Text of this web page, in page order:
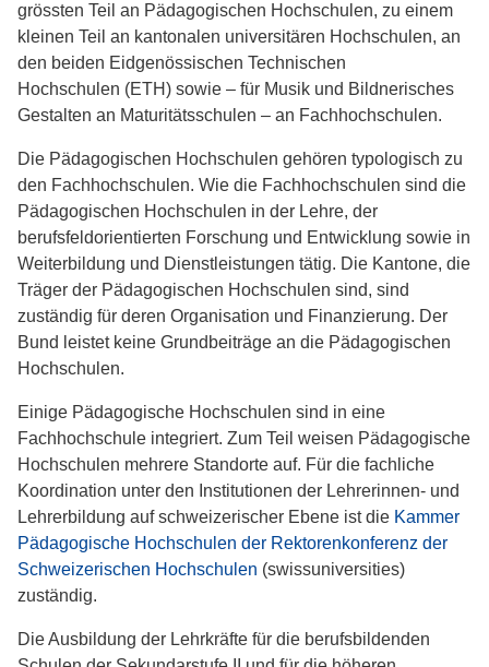
grössten Teil an Pädagogischen Hochschulen, zu einem
kleinen Teil an kantonalen universitären Hochschulen, an
den beiden Eidgenössischen Technischen
Hochschulen (ETH) sowie – für Musik und Bildnerisches
Gestalten an Maturitätsschulen – an Fachhochschulen.
Die Pädagogischen Hochschulen gehören typologisch zu
den Fachhochschulen. Wie die Fachhochschulen sind die
Pädagogischen Hochschulen in der Lehre, der
berufsfeldorientierten Forschung und Entwicklung sowie in
Weiterbildung und Dienstleistungen tätig. Die Kantone, die
Träger der Pädagogischen Hochschulen sind, sind
zuständig für deren Organisation und Finanzierung. Der
Bund leistet keine Grundbeiträge an die Pädagogischen
Hochschulen.
Einige Pädagogische Hochschulen sind in eine
Fachhochschule integriert. Zum Teil weisen Pädagogische
Hochschulen mehrere Standorte auf. Für die fachliche
Koordination unter den Institutionen der Lehrerinnen- und
Lehrerbildung auf schweizerischer Ebene ist die Kammer
Pädagogische Hochschulen der Rektorenkonferenz der
Schweizerischen Hochschulen (swissuniversities)
zuständig.
Die Ausbildung der Lehrkräfte für die berufsbildenden